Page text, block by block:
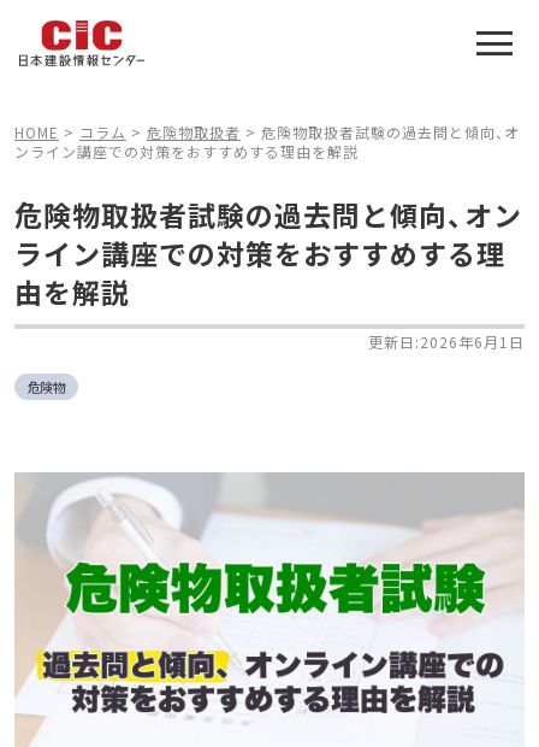
HOME > コラム > 危険物取扱者 > 危険物取扱者試験の過去問と傾向、オ
ンライン講座での対策をおすすめする理由を解説
危険物取扱者試験の過去問と傾向、オン
ライン講座での対策をおすすめする理
由を解説
更新日:2026年6月1日
危険物